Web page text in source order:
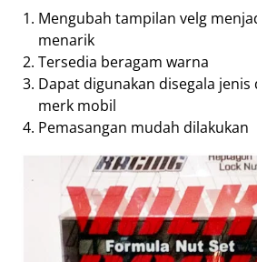
Mengubah tampilan velg
menarik
Tersedia beragam warna
Dapat digunakan disegala jenis
merk mobil
Pemasangan mudah dilakukan